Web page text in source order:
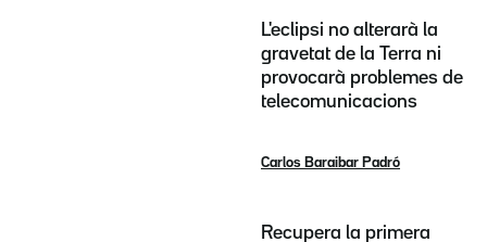
L'eclipsi no alterarà la
gravetat de la Terra ni
provocarà problemes de
telecomunicacions
Carlos Baraibar Padró
Recupera la primera